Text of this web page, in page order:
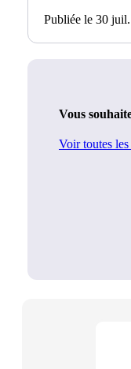
Publiée le 30
Vous
Voir toutes